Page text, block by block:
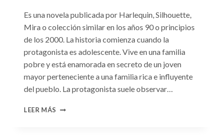
Es una novela publicada por Harlequin, Silhouette,
Mira o colección similar en los años 90 o principios
de los 2000. La historia comienza cuando la
protagonista es adolescente. Vive en una familia
pobre y está enamorada en secreto de un joven
mayor perteneciente a una familia rica e influyente
del pueblo. La protagonista suele observar…
LEER MÁS CONSULTA